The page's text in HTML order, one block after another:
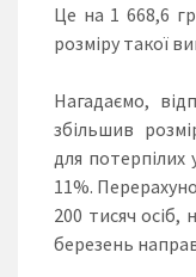
Це на 1 668,6
розміру такої
Нагадаємо,
збільшив
для потерпілих
11%.
200 тисяч осіб,
березень